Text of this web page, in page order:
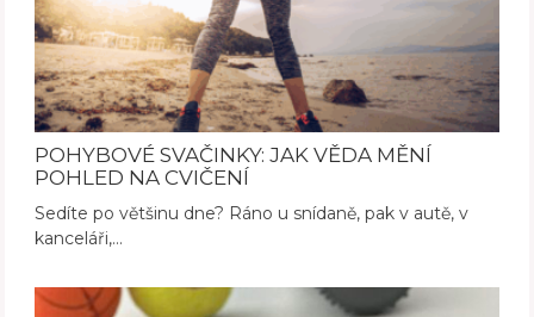
POHYBOVÉ SVAČINKY: JAK VĚDA MĚNÍ
POHLED NA CVIČENÍ
Sedíte po většinu dne? Ráno u snídaně, pak v autě, v
kanceláři,…